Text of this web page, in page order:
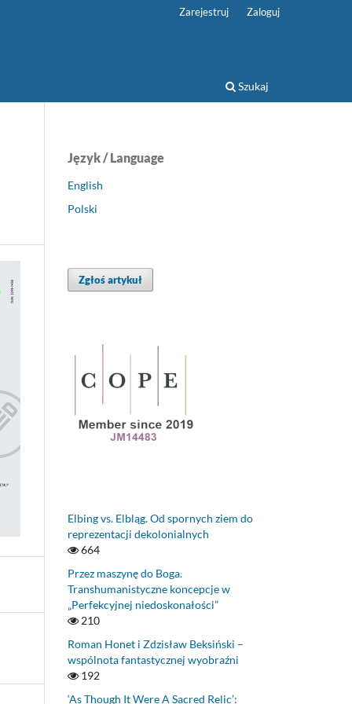
Szukaj
Zarejestruj Zaloguj
Język / Language
English
Polski
Zgłoś artykuł
Elbing vs. Elbląg. Od spornych ziem do
reprezentacji dekolonialnych
664
Przez maszynę do Boga.
Transhumanistyczne koncepcje w
„Perfekcyjnej niedoskonałości”
210
Roman Honet i Zdzisław Beksiński –
wspólnota fantastycznej wyobraźni
192
‘As Though It Were A Sacred Relic’: